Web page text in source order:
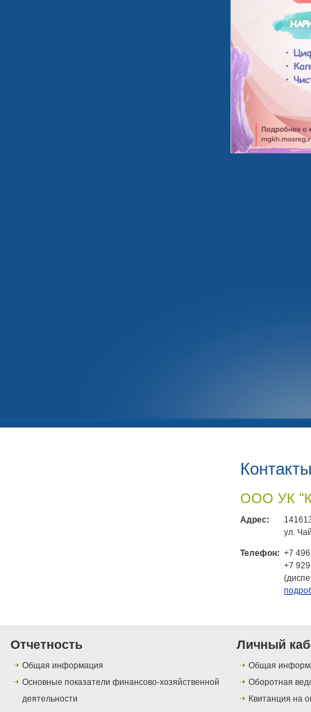
Контакты
ООО УК
Адрес:
ул.
Телефон: +7
+7
Отчетность
Общая информация
Основные показатели финансово-хозяйственной
деятельности
Личный
Общая
Оборотная
Квитанция на